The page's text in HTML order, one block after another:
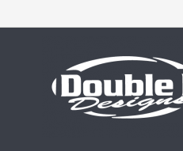
Results found